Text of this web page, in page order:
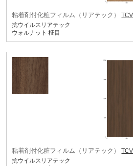
粘着剤付化粧フィルム（リアテック）
抗ウイルスリアテック
ウォルナット 柾目
粘着剤付化粧フィルム（リアテック）
抗ウイルスリアテック